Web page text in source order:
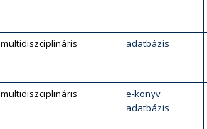
multidiszciplináris adatbázis
multidiszciplináris
e-könyv
adatbázis